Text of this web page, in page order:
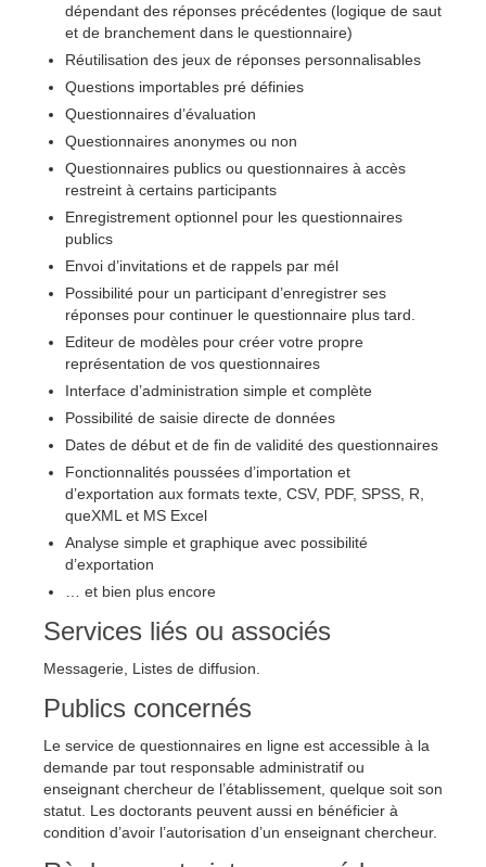
dépendant des réponses précédentes (logique de saut
et de branchement dans le questionnaire)
Réutilisation des jeux de réponses personnalisables
Questions importables pré définies
Questionnaires d’évaluation
Questionnaires anonymes ou non
Questionnaires publics ou questionnaires à accès
restreint à certains participants
Enregistrement optionnel pour les questionnaires
publics
Envoi d’invitations et de rappels par mél
Possibilité pour un participant d’enregistrer ses
réponses pour continuer le questionnaire plus tard.
Editeur de modèles pour créer votre propre
représentation de vos questionnaires
Interface d’administration simple et complète
Possibilité de saisie directe de données
Dates de début et de fin de validité des questionnaires
Fonctionnalités poussées d’importation et
d’exportation aux formats texte, CSV, PDF, SPSS, R,
queXML et MS Excel
Analyse simple et graphique avec possibilité
d’exportation
… et bien plus encore
Services liés ou associés
Messagerie, Listes de diffusion.
Publics concernés
Le service de questionnaires en ligne est accessible à la
demande par tout responsable administratif ou
enseignant chercheur de l’établissement, quelque soit son
statut. Les doctorants peuvent aussi en bénéficier à
condition d’avoir l’autorisation d’un enseignant chercheur.